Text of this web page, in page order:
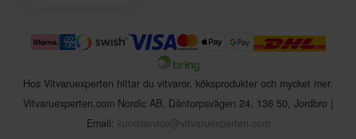
Hos Vitvaruexperten hittar du vitvaror, köksprodukter och mycket mer.
Vitvaruexperten.com Nordic AB, Dåntorpsvägen 24, 136 50, Jordbro |
Email: kundservice@vitvaruexperten.com